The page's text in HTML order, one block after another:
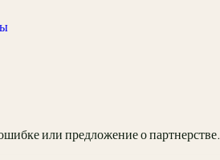
или предложение о партнерстве.